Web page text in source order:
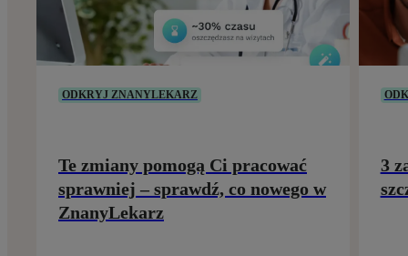
ODKRYJ ZNANYLEKARZ
Te zmiany pomogą Ci pracować
sprawniej – sprawdź, co nowego w
ZnanyLekarz
3